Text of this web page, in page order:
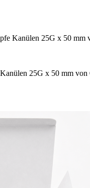
Kanülen 25G x 50 mm